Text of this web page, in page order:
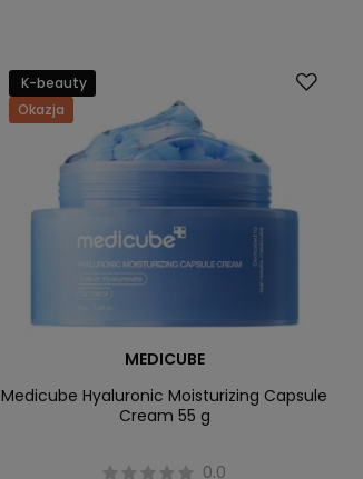
K-beauty
Okazja
MEDICUBE
Medicube Hyaluronic Moisturizing Capsule
Cream 55 g
0.0